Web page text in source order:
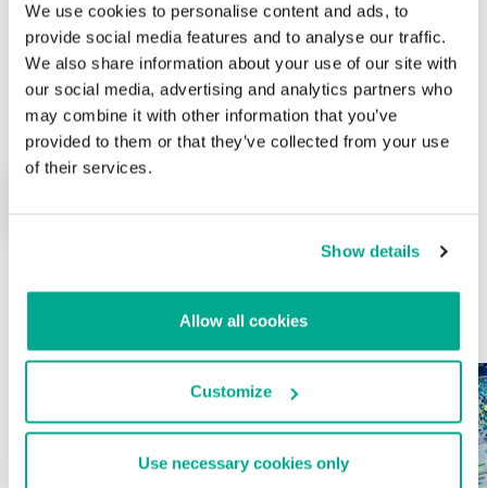
We use cookies to personalise content and ads, to
provide social media features and to analyse our traffic.
We also share information about your use of our site with
our social media, advertising and analytics partners who
may combine it with other information that you’ve
provided to them or that they’ve collected from your use
of their services.
Show details
Allow all cookies
Customize
Use necessary cookies only
Correo electrónico
ÚLTIMAS PUBLICACIONES